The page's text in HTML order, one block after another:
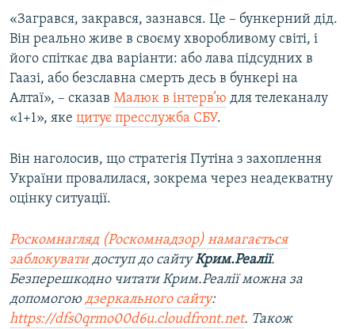
«Загрався, закрався, зазнався. Це – бункерний дід.
Він реально живе в своєму хворобливому світі, і
його спіткає два варіанти: або лава підсудних в
Гаазі, або безславна смерть десь в бункері на
Алтаї», – сказав Малюк в інтерв’ю для телеканалу
«1+1», яке цитує пресслужба СБУ.
Він наголосив, що стратегія Путіна з захоплення
України провалилася, зокрема через неадекватну
оцінку ситуації.
Роскомнагляд (Роскомнадзор) намагається
заблокуватидоступ до сайтуКрим.Реалії.
Безперешкодно читати Крим.Реалії можна за
допомогою дзеркального сайту:
https://dfs0qrmo00d6u.cloudfront.net. Також